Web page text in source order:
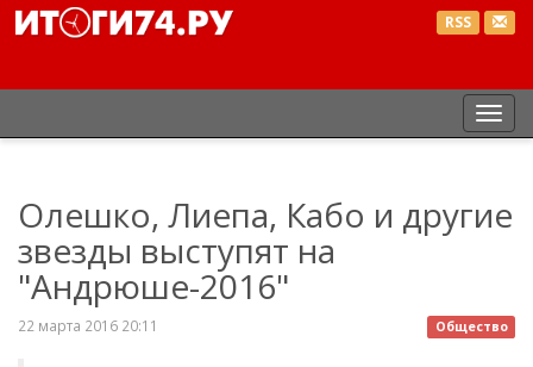
RSS
Олешко, Лиепа, Кабо и другие
звезды выступят на
"Андрюше-2016"
Общество
22 марта 2016 20:11